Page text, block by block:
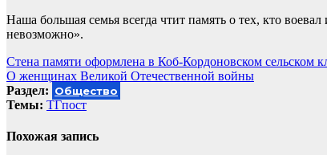
Наша большая семья всегда чтит память о тех, кто
невозможно».
Навигация
по
записям
Стена памяти оформлена в Коб-Кордоновском сельском
О женщинах Великой Отечественной войны
Раздел: Общество
Темы: ТГпост
Похожая запись